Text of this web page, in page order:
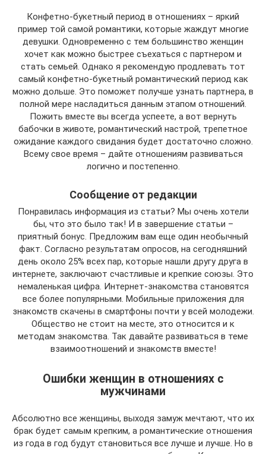
Конфетно-букетный период в отношениях – яркий
пример той самой романтики, которые жаждут многие
девушки. Одновременно с тем большинство женщин
хочет как можно быстрее съехаться с партнером и
стать семьей. Однако я рекомендую продлевать тот
самый конфетно-букетный романтический период как
можно дольше. Это поможет получше узнать партнера, в
полной мере насладиться данным этапом отношений.
Пожить вместе вы всегда успеете, а вот вернуть
бабочки в животе, романтический настрой, трепетное
ожидание каждого свидания будет достаточно сложно.
Всему свое время – дайте отношениям развиваться
логично и постепенно.
Сообщение от редакции
Понравилась информация из статьи? Мы очень хотели
бы, что это было так! И в завершение статьи –
приятный бонус. Предложим вам еще один необычный
факт. Согласно результатам опросов, на сегодняшний
день около 25% всех пар, которые нашли другу друга в
интернете, заключают счастливые и крепкие союзы. Это
немаленькая цифра. Интернет-знакомства становятся
все более популярными. Мобильные приложения для
знакомств скачены в смартфоны почти у всей молодежи.
Общество не стоит на месте, это относится и к
методам знакомства. Так давайте развиваться в теме
взаимоотношений и знакомств вместе!
Ошибки женщин в отношениях с
мужчинами
Абсолютно все женщины, выходя замуж мечтают, что их
брак будет самым крепким, а романтические отношения
из года в год будут становиться все лучше и лучше. Но в